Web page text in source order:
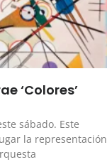
‘Colores’
sábado. Este
la representación